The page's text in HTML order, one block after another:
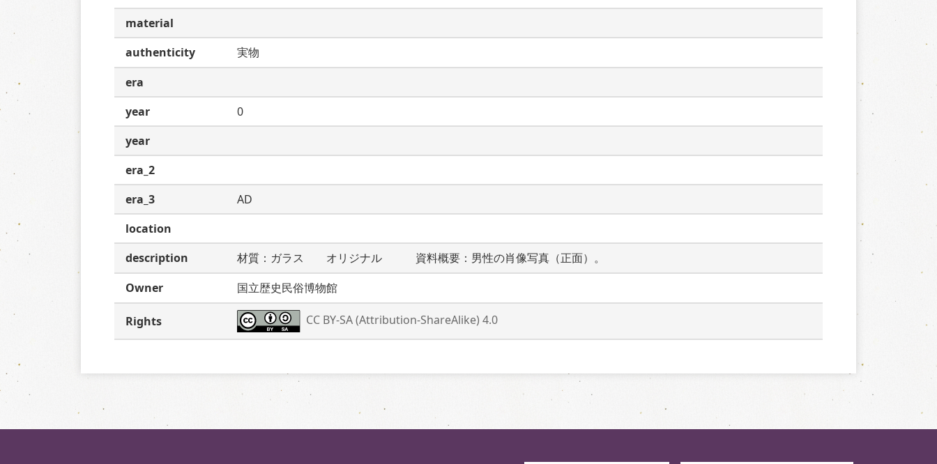
material
authenticity
実物
era
year
0
year
era_2
era_3
AD
location
description
材質：ガラス　　オリジナル　　　資料概要：男性の肖像写真（正面）。
Owner
国立歴史民俗博物館
Rights CC BY-SA (Attribution-ShareAlike) 4.0